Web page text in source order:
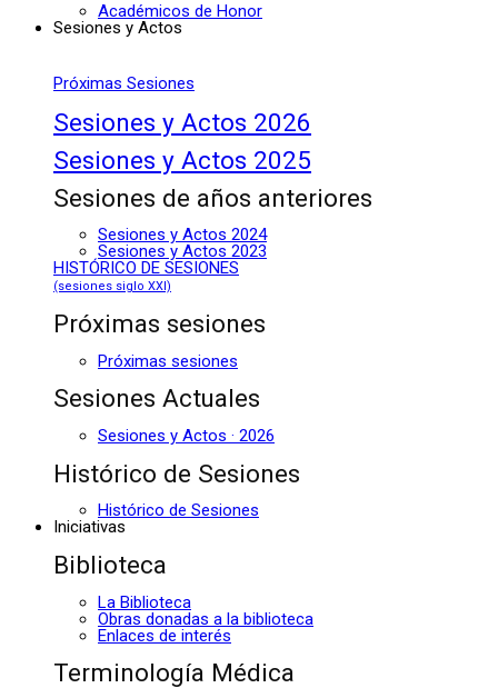
Académicos de Honor
Sesiones y Actos
Próximas Sesiones
Sesiones y Actos 2026
Sesiones y Actos 2025
Sesiones de años anteriores
Sesiones y Actos 2024
Sesiones y Actos 2023
HISTÓRICO DE SESIONES
(sesiones siglo XXI)
Próximas sesiones
Próximas sesiones
Sesiones Actuales
Sesiones y Actos · 2026
Histórico de Sesiones
Histórico de Sesiones
Iniciativas
Biblioteca
La Biblioteca
Obras donadas a la biblioteca
Enlaces de interés
Terminología Médica